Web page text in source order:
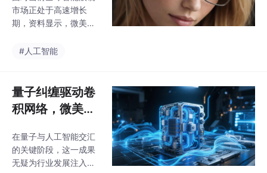
类市场。另一方面，在
行业定制智能眼镜上，
销、教育等特定领域需
程协助、文旅场景的沉
浸式导览等，形成了AI+
道！
市场正处于高速增长
期，资料显示，微美全
云平台、MicroLED光机
景，打造全场景的智能
眼镜应用生态，形成了
差异化竞争力，为智能
态支持。中泰证券研报
显示，AI眼镜市场潜力
巨大，AI智能眼镜赛道
#人工智能
量子纠缠驱动卷
积网络，微美全
WIMI）开辟图
像分类新路径
在量子与人工智能交汇
的关键阶段，这一成果
无疑为行业发展注入了